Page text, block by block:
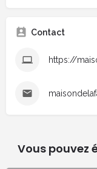
Contact
https://
Vous pouvez